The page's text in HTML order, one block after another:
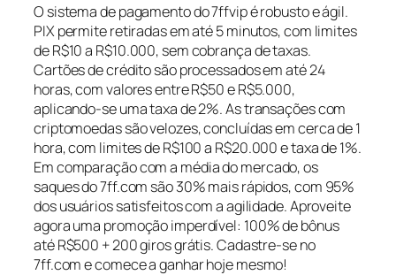
O sistema de pagamento do 7ffvip é robusto e ágil.
PIX permite retiradas em até 5 minutos, com limites
de R$10 a R$10.000, sem cobrança de taxas.
Cartões de crédito são processados em até 24
horas, com valores entre R$50 e R$5.000,
aplicando-se uma taxa de 2%. As transações com
criptomoedas são velozes, concluídas em cerca de 1
hora, com limites de R$100 a R$20.000 e taxa de 1%.
Em comparação com a média do mercado, os
saques do 7ff.com são 30% mais rápidos, com 95%
dos usuários satisfeitos com a agilidade. Aproveite
agora uma promoção imperdível: 100% de bônus
até R$500 + 200 giros grátis. Cadastre-se no
7ff.com e comece a ganhar hoje mesmo!